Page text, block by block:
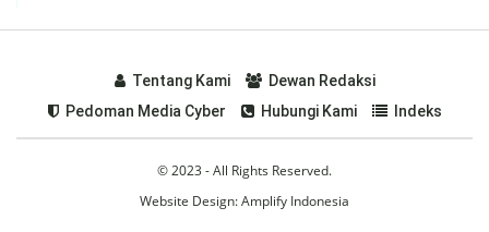
Tentang Kami
Dewan Redaksi
Pedoman Media Cyber
Hubungi Kami Indeks
© 2023 - All Rights Reserved.
Website Design:Amplify Indonesia